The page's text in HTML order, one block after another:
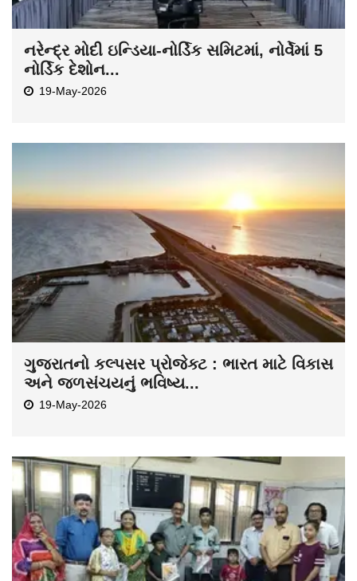
નરેન્દ્ર મોદી ઇન્ડિયા-નોર્ડિક સમિટમાં, નોર્વેમાં 5
નોર્ડિક દેશોન...
19-May-2026
ગુજરાતનો કલ્પસર પ્રોજેક્ટ : ભારત માટે વિકાસ
અને જળસંચયનું ભવિષ્ય...
19-May-2026